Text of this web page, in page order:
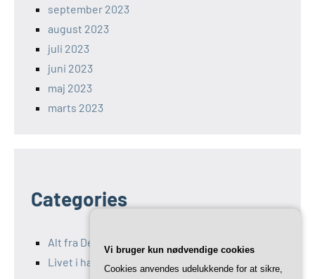
september 2023
august 2023
juli 2023
juni 2023
maj 2023
marts 2023
Categories
Alt fra Det Maritime Center
Livet i havet
Vi bruger kun nødvendige cookies
Cookies anvendes udelukkende for at sikre,